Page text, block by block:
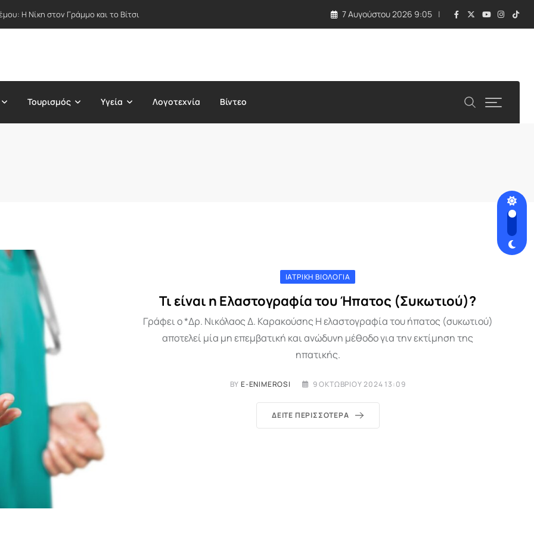
Η Νίκη στον Γράμμο και το Βίτσι 7 Αυγούστου 2026 9:05
Τουρισμός Υγεία Λογοτεχνία Βίντεο
ΙΑΤΡΙΚΉ ΒΙΟΛΟΓΊΑ
Τι είναι η Ελαστογραφία του Ήπατος (Συκωτιού)?
Γράφει ο *Δρ. Νικόλαος Δ. Καρακούσης Η ελαστογραφία του ήπατος (συκωτιού)
αποτελεί μία μη επεμβατική και ανώδυνη μέθοδο για την εκτίμηση της
ηπατικής.
BY E-ENIMEROSI 9 ΟΚΤΩΒΡΊΟΥ 2024 13:09
ΔΕΊΤΕ ΠΕΡΙΣΣΌΤΕΡΑ